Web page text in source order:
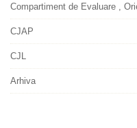
Compartiment de Evaluare ,
CJAP
CJL
Arhiva